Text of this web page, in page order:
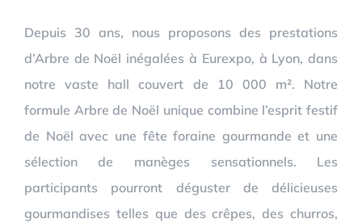
Depuis 30 ans, nous proposons des prestations
d’Arbre de Noël inégalées à Eurexpo, à Lyon, dans
notre vaste hall couvert de 10 000 m². Notre
formule Arbre de Noël unique combine l’esprit festif
de Noël avec une fête foraine gourmande et une
sélection de manèges sensationnels. Les
participants pourront déguster de délicieuses
gourmandises telles que des crêpes, des churros,